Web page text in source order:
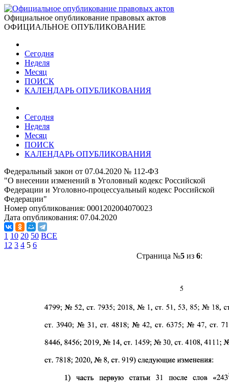
Официальное опубликование правовых актов
ОФИЦИАЛЬНОЕ ОПУБЛИКОВАНИЕ
Сегодня
Неделя
Месяц
ПОИСК
КАЛЕНДАРЬ ОПУБЛИКОВАНИЯ
Сегодня
Неделя
Месяц
ПОИСК
КАЛЕНДАРЬ ОПУБЛИКОВАНИЯ
Федеральный закон от 07.04.2020 № 112-ФЗ
"О внесении изменений в Уголовный кодекс Российской
Федерации и Уголовно-процессуальный кодекс Российской
Федерации"
Номер опубликования: 0001202004070023
Дата опубликования: 07.04.2020
1 10 20 50 ВСЕ
1 2 3 4 5 6
Страница №5из 6: